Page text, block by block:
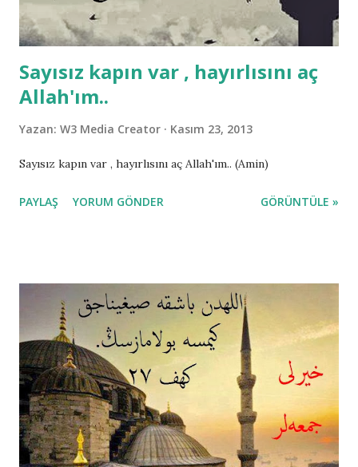
Sayısız kapın var , hayırlısını aç
Allah'ım..
Yazan: W3 Media Creator Kasım 23, 2013
Sayısız kapın var , hayırlısını aç Allah'ım.. (Amin)
PAYLAŞ YORUM GÖNDER GÖRÜNTÜLE »